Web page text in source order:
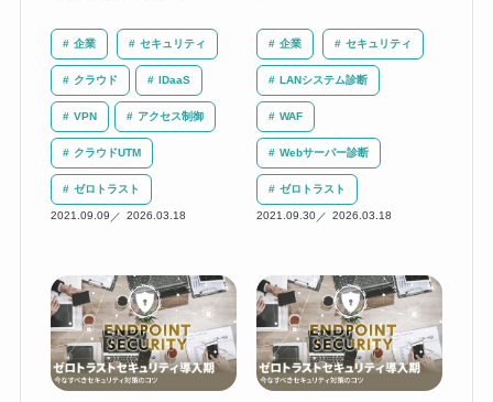
企業 セキュリティ
クラウド IDaaS
VPN アクセス制御
クラウドUTM
ゼロトラスト
2021.09.09 2026.03.18
企業 セキュリティ
LANシステム診断
WAF
Webサーバー診断
ゼロトラスト
2021.09.30 2026.03.18